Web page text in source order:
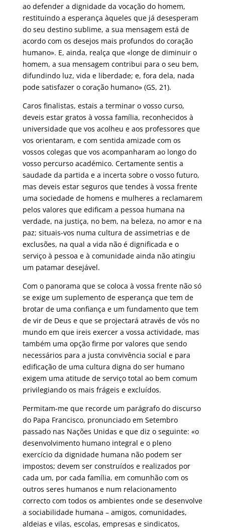
ao defender a dignidade da vocação do homem,
restituindo a esperança àqueles que já desesperam
do seu destino sublime, a sua mensagem está de
acordo com os desejos mais profundos do coração
humano». E, ainda, realça que «longe de diminuir o
homem, a sua mensagem contribui para o seu bem,
difundindo luz, vida e liberdade; e, fora dela, nada
pode satisfazer o coração humano» (GS, 21).
Caros finalistas, estais a terminar o vosso curso,
deveis estar gratos à vossa família, reconhecidos à
universidade que vos acolheu e aos professores que
vos orientaram, e com sentida amizade com os
vossos colegas que vos acompanharam ao longo do
vosso percurso académico. Certamente sentis a
saudade da partida e a incerta sobre o vosso futuro,
mas deveis estar seguros que tendes à vossa frente
uma sociedade de homens e mulheres a reclamarem
pelos valores que edificam a pessoa humana na
verdade, na justiça, no bem, na beleza, no amor e na
paz; situais-vos numa cultura de assimetrias e de
exclusões, na qual a vida não é dignificada e o
serviço à pessoa e à comunidade ainda não atingiu
um patamar desejável.
Com o panorama que se coloca à vossa frente não só
se exige um suplemento de esperança que tem de
brotar de uma confiança e um fundamento que tem
de vir de Deus e que se projectará através de vós no
mundo em que ireis exercer a vossa actividade, mas
também uma opção firme por valores que sendo
necessários para a justa convivência social e para
edificação de uma cultura digna do ser humano
exigem uma atitude de serviço total ao bem comum
privilegiando os mais frágeis e excluídos.
Permitam-me que recorde um parágrafo do discurso
do Papa Francisco, pronunciado em Setembro
passado nas Nações Unidas e que diz o seguinte: «o
desenvolvimento humano integral e o pleno
exercício da dignidade humana não podem ser
impostos; devem ser construídos e realizados por
cada um, por cada família, em comunhão com os
outros seres humanos e num relacionamento
correcto com todos os ambientes onde se desenvolve
a sociabilidade humana – amigos, comunidades,
aldeias e vilas, escolas, empresas e sindicatos,